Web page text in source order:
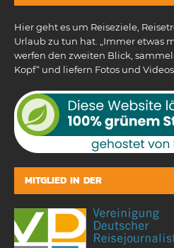
Hier geht es um Reiseziele,
Urlaub zu tun hat. „Immer etwas
werfen den zweiten Blick,
Kopf“ und liefern Fotos und
MITGLIED IN DER